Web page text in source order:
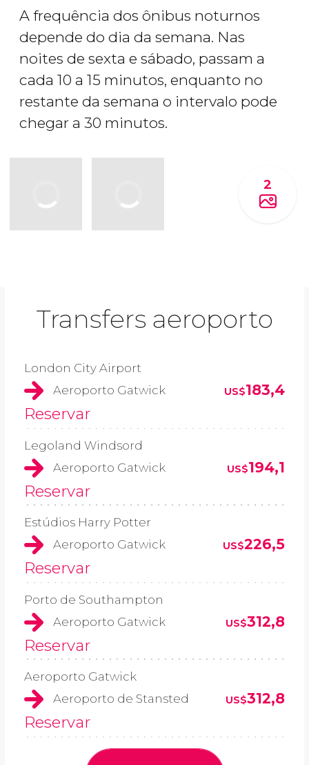
A frequência dos ônibus noturnos
depende do dia da semana. Nas
noites de sexta e sábado, passam a
cada 10 a 15 minutos, enquanto no
restante da semana o intervalo pode
chegar a 30 minutos.
2
Transfers aeroporto
London City Airport
Aeroporto Gatwick
US$183,4
Reservar
Legoland Windsord
Aeroporto Gatwick
US$194,1
Reservar
Estúdios Harry Potter
Aeroporto Gatwick
US$226,5
Reservar
Porto de Southampton
Aeroporto Gatwick
US$312,8
Reservar
Aeroporto Gatwick
Aeroporto de Stansted
US$312,8
Reservar